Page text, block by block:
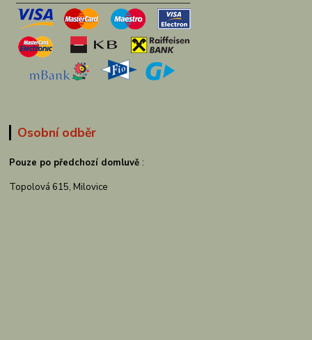
Osobní odběr
Pouze po předchozí domluvě :
Topolová 615, Milovice